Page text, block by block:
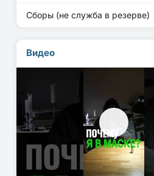
Сборы (не служба в резерве)
Видео